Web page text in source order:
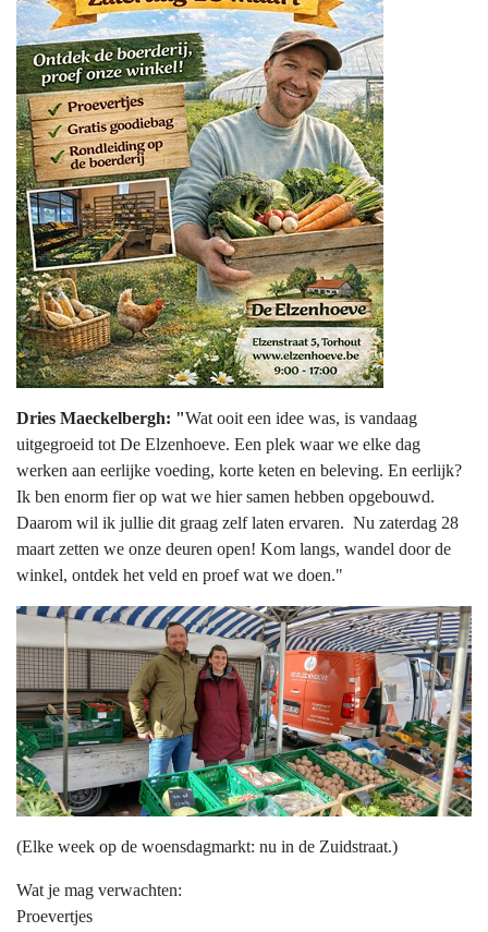
Dries Maeckelbergh: "Wat ooit een idee was, is vandaag
uitgegroeid tot De Elzenhoeve. Een plek waar we elke dag
werken aan eerlijke voeding, korte keten en beleving. En eerlijk?
Ik ben enorm fier op wat we hier samen hebben opgebouwd.
Daarom wil ik jullie dit graag zelf laten ervaren. Nu zaterdag 28
maart zetten we onze deuren open! Kom langs, wandel door de
winkel, ontdek het veld en proef wat we doen."
(Elke week op de woensdagmarkt: nu in de Zuidstraat.)
Wat je mag verwachten:
Proevertjes